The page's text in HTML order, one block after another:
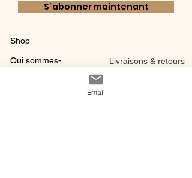
S`abonner maintenant
Shop
Qui sommes-
instagram
Livraisons & retours
Email